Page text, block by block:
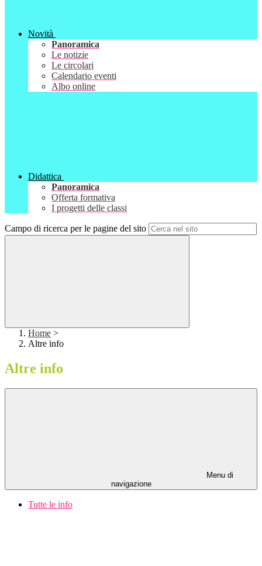
Novità
Panoramica
Le notizie
Le circolari
Calendario eventi
Albo online
Didattica
Panoramica
Offerta formativa
I progetti delle classi
Campo di ricerca per le pagine del sito
Home >
Altre info
Altre info
Menu di
navigazione
Tutte le info